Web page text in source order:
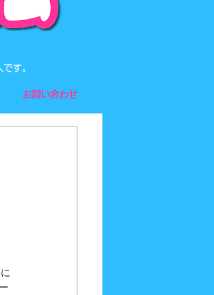
す。
お問い合わせ